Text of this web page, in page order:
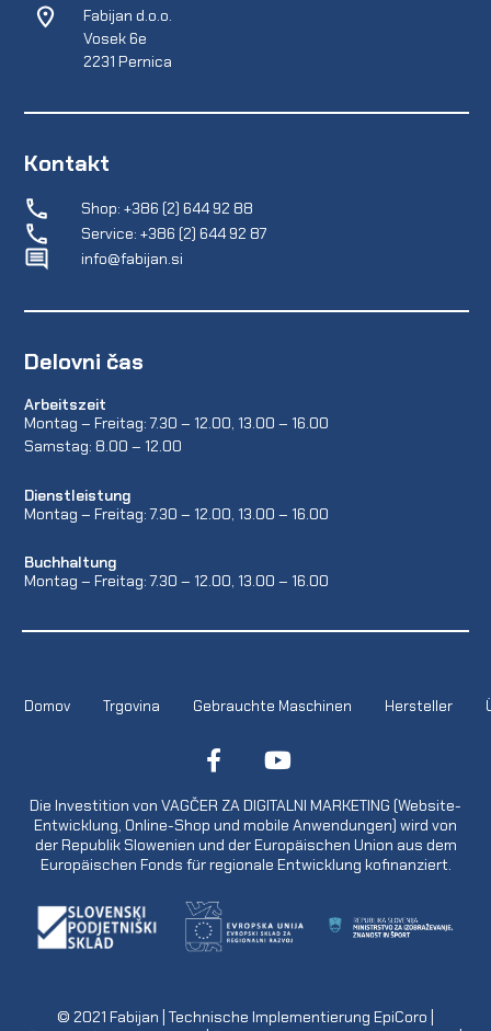
Fabijan d.o.o.
Vosek 6e
2231 Pernica
Kontakt
Shop: +386 (2) 644 92 88
Service: +386 (2) 644 92 87
info@fabijan.si
Delovni čas
Arbeitszeit
Montag – Freitag: 7.30 – 12.00, 13.00 – 16.00
Samstag: 8.00 – 12.00
Dienstleistung
Montag – Freitag: 7.30 – 12.00, 13.00 – 16.00
Buchhaltung
Montag – Freitag: 7.30 – 12.00, 13.00 – 16.00
Domov Trgovina Gebrauchte Maschinen Hersteller
Die Investition von VAGČER ZA DIGITALNI MARKETING (Website-
Entwicklung, Online-Shop und mobile Anwendungen) wird von
der Republik Slowenien und der Europäischen Union aus dem
Europäischen Fonds für regionale Entwicklung kofinanziert.
© 2021 Fabijan | Technische Implementierung EpiCoro